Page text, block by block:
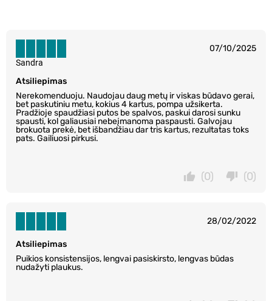
07/10/2025
Atsiliepimas
Nerekomenduoju. Naudojau daug metų ir viskas būdavo gerai,
bet paskutiniu metu, kokius 4 kartus, pompa užsikerta.
Pradžioje spaudžiasi putos be spalvos, paskui darosi sunku
spausti, kol galiausiai nebeįmanoma paspausti. Galvojau
brokuota prekė, bet išbandžiau dar tris kartus, rezultatas toks
pats. Gailiuosi pirkusi.
Sandra
(0)
(0)
28/02/2022
Atsiliepimas
Puikios konsistensijos, lengvai pasiskirsto, lengvas būdas
nudažyti plaukus.